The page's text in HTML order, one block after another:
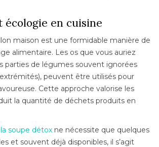
écologie en cuisine
maison est une formidable manière de
alimentaire. Les os que vous auriez
parties de légumes souvent ignorées
peuvent être utilisés pour
Cette approche valorise les
la quantité de déchets produits en
la soupe détox ne nécessite que quelques
et souvent déjà disponibles, il s’agit